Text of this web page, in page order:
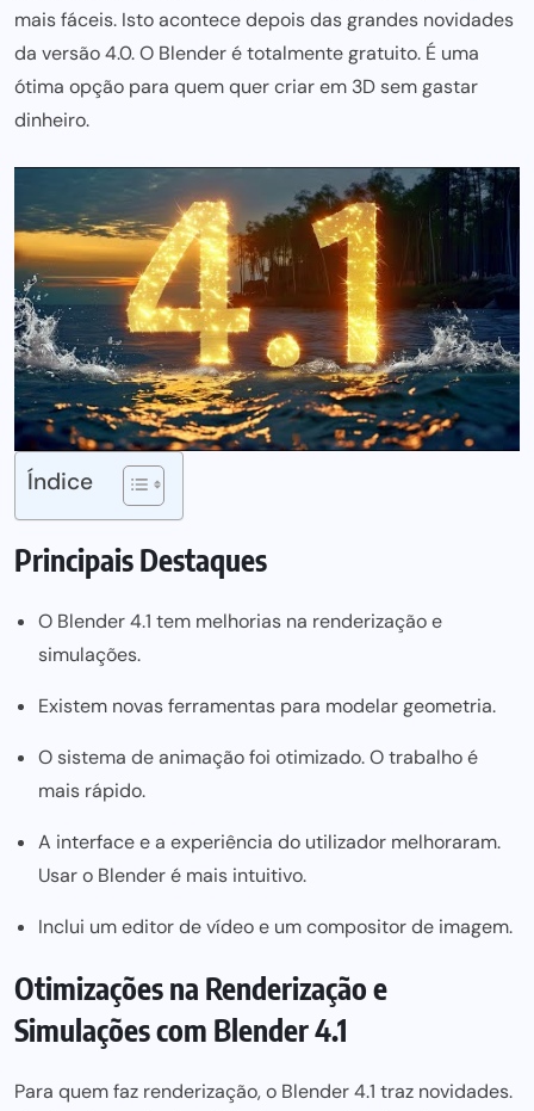
mais fáceis. Isto acontece depoisdas grandes novidades
da versão 4.0. O Blender é totalmente gratuito. É uma
ótima opção para quem quer criar em 3D sem gastar
dinheiro.
Índice
Principais Destaques
O Blender 4.1 tem melhorias na renderização e
simulações.
Existem novas ferramentas para modelar geometria.
O sistema de animação foi otimizado. O trabalho é
mais rápido.
A interface e a experiência do utilizador melhoraram.
Usar o Blender é mais intuitivo.
Inclui um editor de vídeo e um compositor de imagem.
Otimizações na Renderização e
Simulações com Blender 4.1
Para quem faz renderização, o Blender 4.1 traz novidades.